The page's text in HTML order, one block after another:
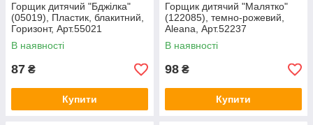
Горщик дитячий "Бджілка"
(05019), Пластик, блакитний,
Горизонт, Арт.55021
В наявності
87 ₴
Купити
Горщик дитячий "Малятко"
(122085), темно-рожевий,
Aleana, Арт.52237
В наявності
98 ₴
Купити